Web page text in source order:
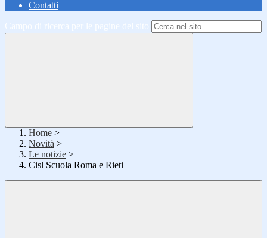
Contatti
Campo di ricerca per le pagine del sito
Home >
Novità >
Le notizie >
Cisl Scuola Roma e Rieti